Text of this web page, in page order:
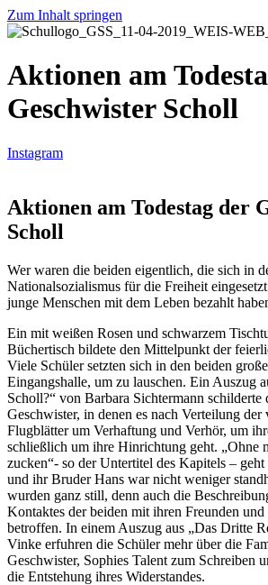
Zum Inhalt springen
Aktionen am
Geschwister Scholl
Instagram
Aktionen am Todestag der
Scholl
Wer waren die beiden eigentlich, die sich in
Nationalsozialismus für die Freiheit
junge Menschen mit dem Leben bezahlt
Ein mit weißen Rosen und schwarzem
Büchertisch bildete den Mittelpunkt der
Viele Schüler setzten sich in den beiden
Eingangshalle, um zu lauschen. Ein Auszug
Scholl?“ von Barbara Sichtermann schilderte
Geschwister, in denen es nach Verteilung der
Flugblätter um Verhaftung und Verhör, um
schließlich um ihre Hinrichtung geht. „Ohne
zucken“- so der Untertitel des Kapitels –
und ihr Bruder Hans war nicht weniger
wurden ganz still, denn auch die
Kontaktes der beiden mit ihren Freunden
betroffen. In einem Auszug aus „Das Dritte
Vinke erfuhren die Schüler mehr über die
Geschwister, Sophies Talent zum Schreiben
die Entstehung ihres Widerstandes.